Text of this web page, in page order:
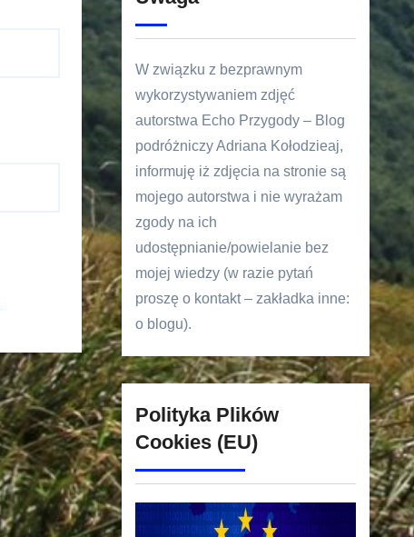
W związku z bezprawnym
wykorzystywaniem zdjęć
autorstwa Echo Przygody – Blog
podróżniczy Adriana Kołodzieaj,
informuję iż zdjęcia na stronie są
mojego autorstwa i nie wyrażam
zgody na ich
udostępnianie/powielanie bez
mojej wiedzy (w razie pytań
proszę o kontakt – zakładka inne:
o blogu).
Polityka Plików
Cookies (EU)